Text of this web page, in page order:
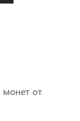
от